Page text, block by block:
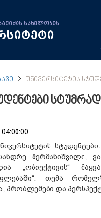
სახელობის
ᲣᲜᲘᲕᲔᲠᲡᲘᲢᲔᲢᲘᲡ
მერმანიშვილი,
„ობიექტივის“
თემა
პრობლემები და